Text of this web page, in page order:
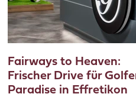
Fairways to Heaven:
Frischer Drive für
Paradise in Effretikon